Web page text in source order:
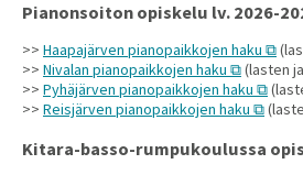
Pianonsoiton opiskelu lv. 2026-
>> Haapajärven pianopaikkojen haku
>> Nivalan pianopaikkojen haku
(lasten
>> Pyhäjärven pianopaikkojen haku
>> Reisjärven pianopaikkojen haku
Kitara-basso-rumpukoulussa